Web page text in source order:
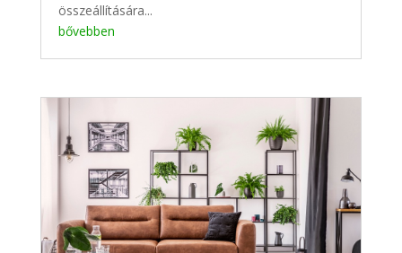
összeállítására...
bővebben